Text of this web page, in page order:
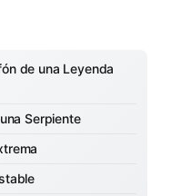
de una Leyenda
Serpiente